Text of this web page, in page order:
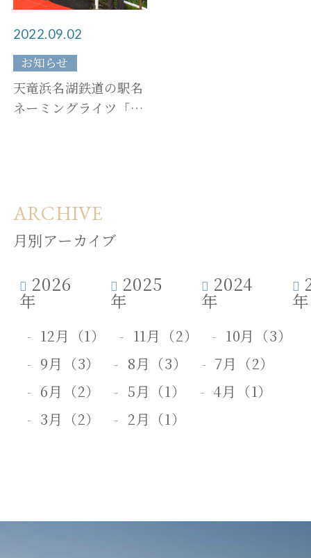
2022.09.02
お知らせ
天竜浜名湖鉄道の駅名
ネーミングライツ「湖
ARCHIVE
月別アーカイブ
2026
年
2025
年
2024
年 年
12月（1） 11月（2）
10月（3）
9月（3）
8月（3）
7月（2）
6月（2）
5月（1）
4月（1）
3月（2）
2月（1）
日帰りプラン